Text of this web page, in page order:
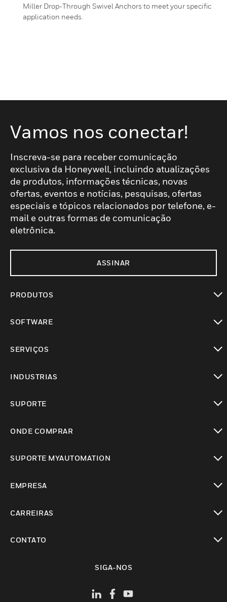
Miller Drop-Through Swivel Anchors to meet your specific
application needs.
Vamos nos conectar!
Inscreva-se para receber comunicação
exclusiva da Honeywell, incluindo atualizações
de produtos, informações técnicas, novas
ofertas, eventos e notícias, pesquisas, ofertas
especiais e tópicos relacionados por telefone, e-
mail e outras formas de comunicação
eletrônica.
ASSINAR
PRODUTOS
SOFTWARE
SERVIÇOS
INDUSTRIAS
SUPORTE
ONDE COMPRAR
SUPORTE MYAUTOMATION
EMPRESA
CARREIRAS
CONTATO
SIGA-NOS